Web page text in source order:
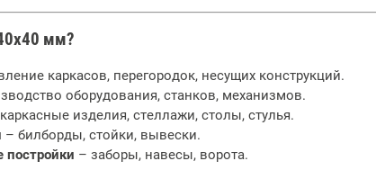
мм?
каркасов, перегородок, несущих конструкций.
оборудования, станков, механизмов.
изделия, стеллажи, столы, стулья.
– билборды, стойки, вывески.
– заборы, навесы, ворота.